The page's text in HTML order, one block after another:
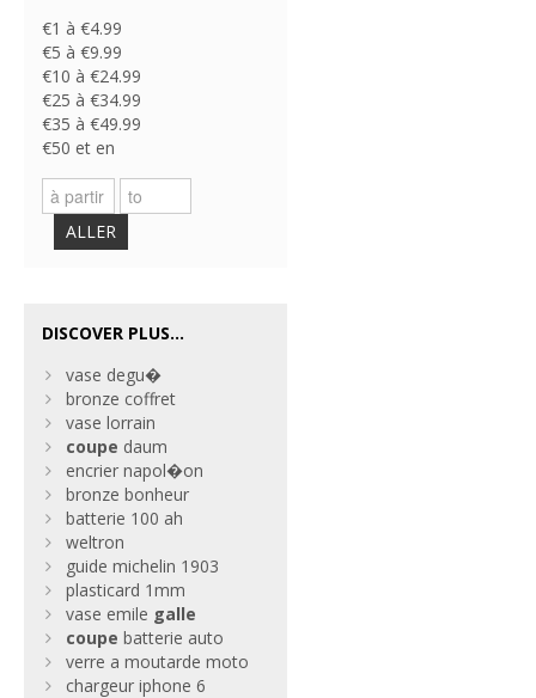
€1 à €4.99
€5 à €9.99
€10 à €24.99
€25 à €34.99
€35 à €49.99
€50 et en
ALLER
DISCOVER PLUS...
vase degu�
bronze coffret
vase lorrain
coupe daum
encrier napol�on
bronze bonheur
batterie 100 ah
weltron
guide michelin 1903
plasticard 1mm
vase emile galle
coupe batterie auto
verre a moutarde moto
chargeur iphone 6